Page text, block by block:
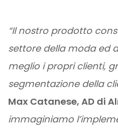
“Il nostro prodotto
settore della moda ed
meglio i propri clienti,
segmentazione della
Max Catanese, AD di
immaginiamo